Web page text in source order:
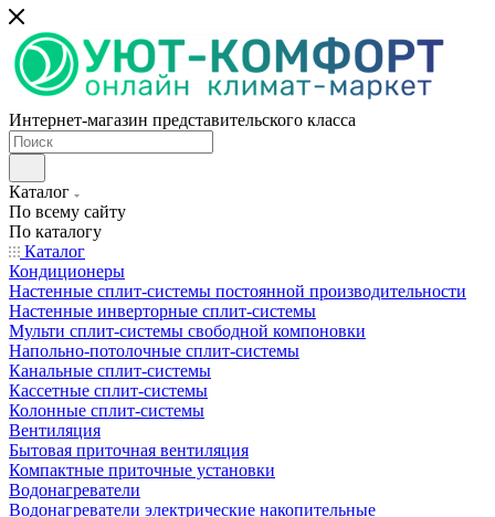
Интернет-магазин представительского класса
Каталог
По всему сайту
По каталогу
Каталог
Кондиционеры
Настенные сплит-системы постоянной производительности
Настенные инверторные сплит-системы
Мульти сплит-системы свободной компоновки
Напольно-потолочные сплит-системы
Канальные сплит-системы
Кассетные сплит-системы
Колонные сплит-системы
Вентиляция
Бытовая приточная вентиляция
Компактные приточные установки
Водонагреватели
Водонагреватели электрические накопительные